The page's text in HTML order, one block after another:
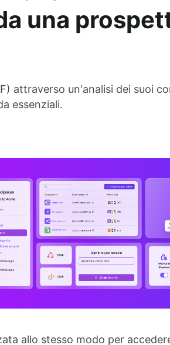
una
attraverso un'analisi dei suoi
essenziali.
allo stesso modo per